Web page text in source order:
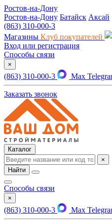
Ростов-на-Дону
Ростов-на-Дону Батайск Аксай
(863) 310-000-3
Магазины Клуб покупателей
Вход или регистрация
Способы связи
×
(863) 310-000-3 Max
Заказать звонок
Каталог
×
Найти
Способы связи
×
(863) 310-000-3 Max